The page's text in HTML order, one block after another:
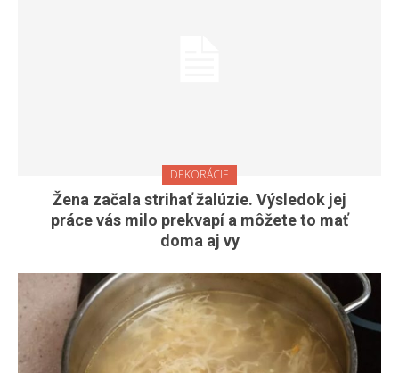
DEKORÁCIE
Žena začala strihať žalúzie. Výsledok jej
práce vás milo prekvapí a môžete to mať
doma aj vy